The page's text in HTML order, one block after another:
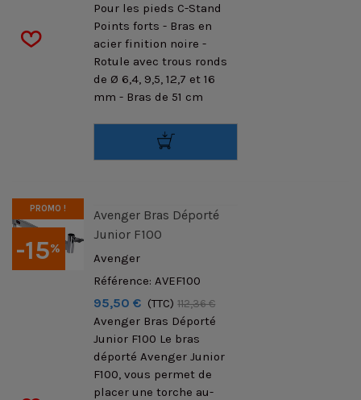
Pour les pieds C-Stand
Points forts - Bras en
acier finition noire -
Rotule avec trous ronds
de Ø 6,4, 9,5, 12,7 et 16
mm - Bras de 51 cm
-15%
PROMO !
Avenger Bras Déporté
Junior F100
Avenger
Référence: AVEF100
95,50 € (TTC) 112,36 €
Avenger Bras Déporté
Junior F100 Le bras
déporté Avenger Junior
F100, vous permet de
placer une torche au-